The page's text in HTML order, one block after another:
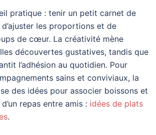
pratique : tenir un petit carnet de
les proportions et de
de cœur. La créativité mène
découvertes gustatives, tandis que
l’adhésion au quotidien. Pour
sains et conviviaux, la
des idées pour associer boissons et
repas entre amis : idées de plats
.